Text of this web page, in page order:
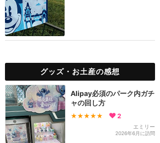
グッズ・お土産の感想
Alipay必須のパーク内ガチ
ャの回し方
★★★★★ 2
エミリー
2026年6月に訪問